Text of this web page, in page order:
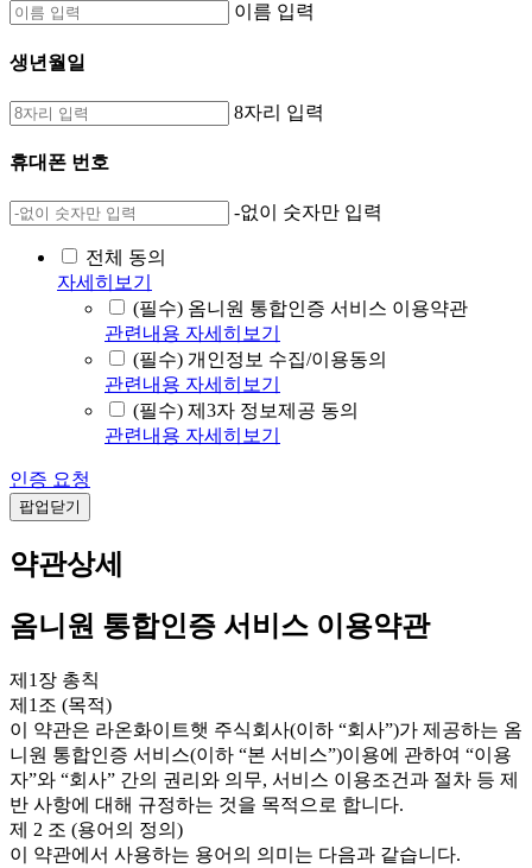
이름 입력
생년월일
8자리 입력
휴대폰 번호
-없이 숫자만 입력
전체 동의
자세히보기
(필수) 옴니원 통합인증 서비스 이용약관
관련내용 자세히보기
(필수) 개인정보 수집/이용동의
관련내용 자세히보기
(필수) 제3자 정보제공 동의
관련내용 자세히보기
인증 요청
팝업닫기
약관상세
옴니원 통합인증 서비스 이용약관
제1장 총칙
제1조 (목적)
이 약관은 라온화이트햇 주식회사(이하 “회사”)가 제공하는 옴
니원 통합인증 서비스(이하 “본 서비스”)이용에 관하여 “이용
자”와 “회사” 간의 권리와 의무, 서비스 이용조건과 절차 등 제
반 사항에 대해 규정하는 것을 목적으로 합니다.
제 2 조 (용어의 정의)
이 약관에서 사용하는 용어의 의미는 다음과 같습니다.